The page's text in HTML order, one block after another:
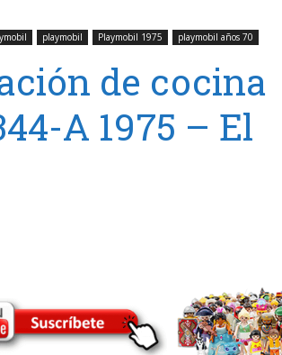
playmobil Playmobil 1975 playmobil años 70
de cocina
A 1975 – El